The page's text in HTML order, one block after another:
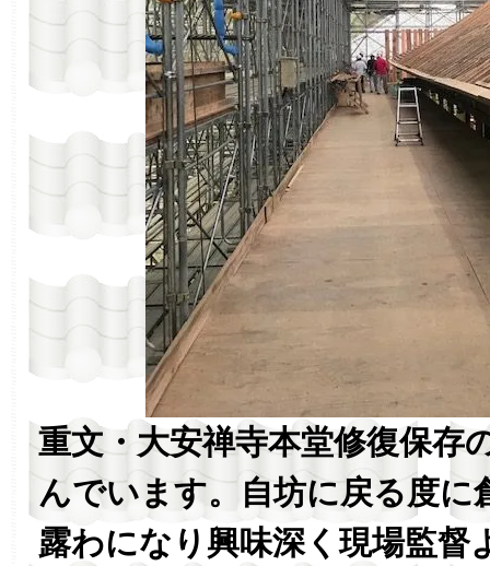
重文・大安禅寺本堂修復保存
んでいます。自坊に戻る度に
露わになり興味深く現場監督